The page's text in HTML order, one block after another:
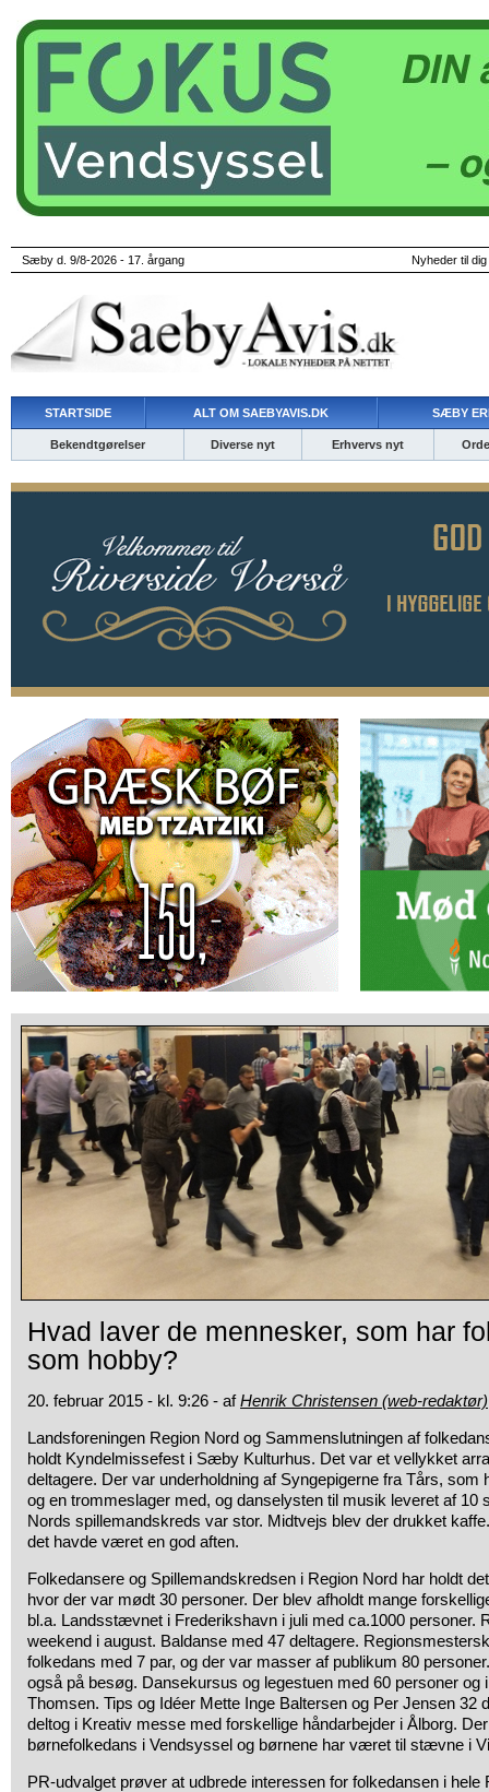
Sæby d. 9/8-2026 - 17. årgang Nyheder til
STARTSIDE ALT OM SAEBYAVIS.DK SÆBY
Bekendtgørelser Diverse nyt Erhvervs nyt
Hvad laver de mennesker, som har
som hobby?
20. februar 2015 - kl. 9:26 - afHenrik Christensen (web-redaktør)
Landsforeningen Region Nord og Sammenslutningen af
holdt Kyndelmissefest i Sæby Kulturhus. Det var et vellykket
deltagere. Der var underholdning af Syngepigerne fra Tårs, som
og en trommeslager med, og danselysten til musik leveret af 10
Nords spillemandskreds var stor. Midtvejs blev der drukket
det havde været en god aften.
Folkedansere og Spillemandskredsen i Region Nord har holdt
hvor der var mødt 30 personer. Der blev afholdt mange
bl.a. Landsstævnet i Frederikshavn i juli med ca.1000 personer.
weekend i august. Baldanse med 47 deltagere.
folkedans med 7 par, og der var masser af publikum 80
også på besøg. Dansekursus og legestuen med 60 personer og
Thomsen. Tips og Idéer Mette Inge Baltersen og Per Jensen 32
deltog i Kreativ messe med forskellige håndarbejder i Ålborg.
børnefolkedans i Vendsyssel og børnene har været til stævne i
PR-udvalget prøver at udbrede interessen for folkedansen i hele